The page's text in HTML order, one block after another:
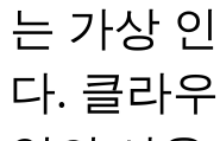
는 가상
다. 클라